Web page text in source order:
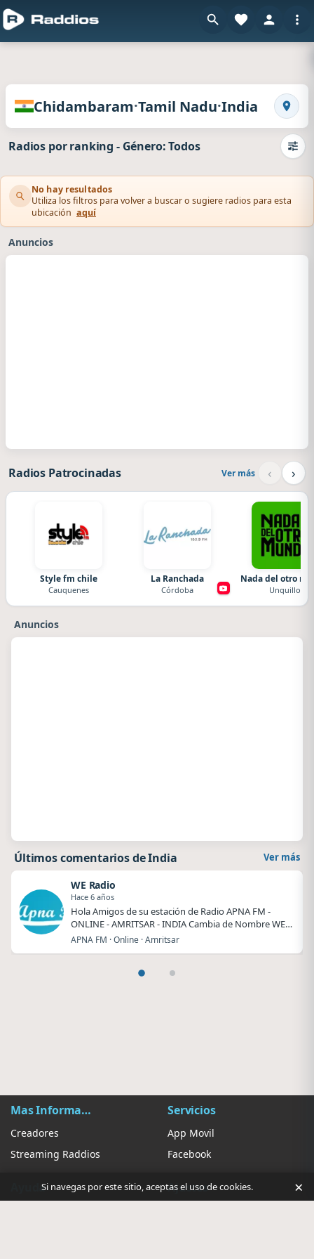
Radios de Chidambaram · Tamil Nadu · India
Chidambaram·Tamil Nadu·India
Radios por ranking - Género: Todos
No hay resultados
Utiliza los filtros para volver a buscar o sugiere radios para esta
ubicación aquí
Anuncios
Radios Patrocinadas Ver más ‹ ›
Style fm chile
Cauquenes
La Ranchada
Córdoba
Nada del otro
Unquillo
Anuncios
Últimos comentarios de India Ver más
WE Radio
Hace 6 años
Hola Amigos de su estación de Radio APNA FM -
ONLINE - AMRITSAR - INDIA Cambia de Nombre WE
RADIO - …
APNA FM · Online · Amritsar
Mas Información
Creadores
Streaming Raddios
Servicios
App Movil
Facebook
Ayuda Ajustes
Si navegas por este sitio, aceptas el uso de cookies. ×